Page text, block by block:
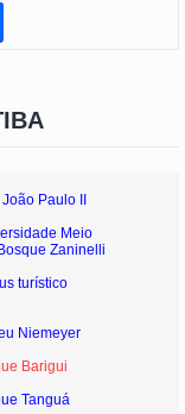
Paulo II
Meio
Zaninelli
turístico
Niemeyer
Barigui
Tanguá